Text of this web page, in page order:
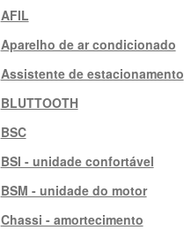
AFIL
Aparelho de ar condicionado
Assistente de estacionamento
BLUTTOOTH
BSC
BSI - unidade confortável
BSM - unidade do motor
Chassi - amortecimento